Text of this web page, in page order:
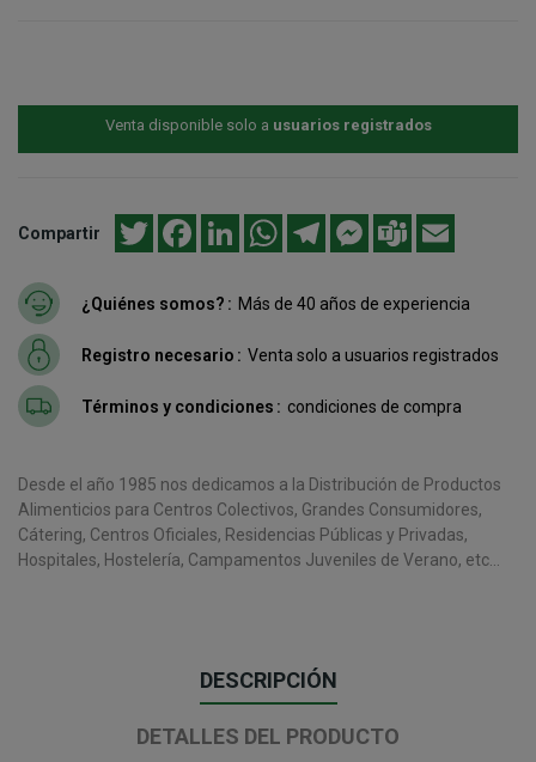
Venta disponible solo a usuarios registrados
Compartir Twitter FacebookLinkedInWhatsAppTelegramMessenger
Teams
¿Quiénes somos? Más de 40 años de experiencia
Registro necesario Venta solo a usuarios registrados
Términos y condiciones condiciones de compra
Desde el año 1985 nos dedicamos a la Distribución de Productos
Alimenticios para Centros Colectivos, Grandes Consumidores,
Cátering, Centros Oficiales, Residencias Públicas y Privadas,
Hospitales, Hostelería, Campamentos Juveniles de Verano, etc...
DESCRIPCIÓN
DETALLES DEL PRODUCTO